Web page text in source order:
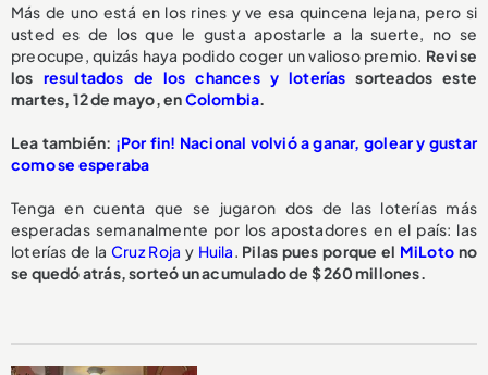
Más de uno está en los rines y ve esa quincena lejana, pero si
usted es de los que le gusta apostarle a la suerte, no se
preocupe, quizás haya podido coger un valioso premio. Revise
los resultados de los chances y loterías sorteados este
martes, 12 de mayo, enColombia.
Lea también: ¡Por fin! Nacional volvió a ganar, golear y gustar
como se esperaba
Tenga en cuenta que se jugaron dos de las loterías más
esperadas semanalmente por los apostadores en el país: las
loterías de laCruz Roja y Huila. Pilas pues porque el MiLoto no
se quedó atrás, sorteó un acumulado de $ 260 millones.